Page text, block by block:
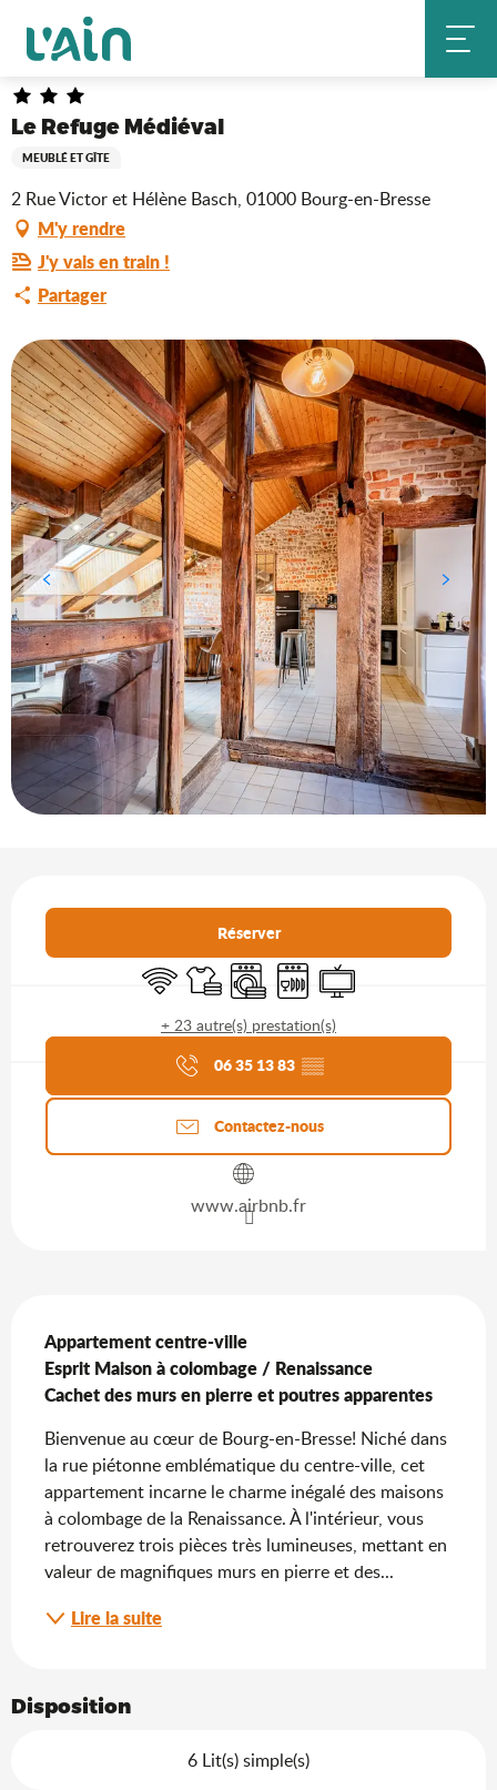
contenu
principal
Accueil Le Refuge Médiéval
Le Refuge Médiéval
MEUBLÉ ET GÎTE
2 Rue Victor et Hélène Basch, 01000 Bourg-en-Bresse
M'y rendre
J'y vais en train !
Partager
Réserver
WiFi Draps et linge
Lave lingeLave vaisselle
Télévision
+ 23 autre(s) prestation(s)
Agenda du moment
06 35 13 83 ▒▒
Contactez-nous
www.airbnb.fr
Appartement centre-ville
Esprit Maison à colombage / Renaissance
Cachet des murs en pierre et poutres apparentes
Bienvenue au cœur de Bourg-en-Bresse! Niché dans
la rue piétonne emblématique du centre-ville, cet
appartement incarne le charme inégalé des maisons
à colombage de la Renaissance. À l'intérieur, vous
retrouverez trois pièces très lumineuses, mettant en
valeur de magnifiques murs en pierre et des...
Lire la suite
Disposition
6 Lit(s) simple(s)